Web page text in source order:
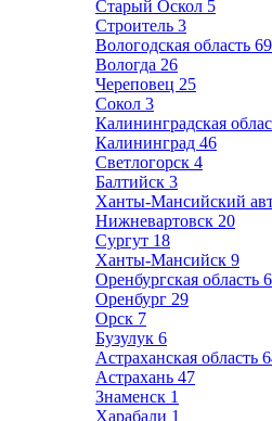
Старый Оскол 5
Строитель 3
Вологодская область 69
Вологда 26
Череповец 25
Сокол 3
Калининградская
Калининград 46
Светлогорск 4
Балтийск 3
Ханты-Мансийский
Нижневартовск 20
Сургут 18
Ханты-Мансийск 9
Оренбургская область
Оренбург 29
Орск 7
Бузулук 6
Астраханская область
Астрахань 47
Знаменск 1
Харабали 1